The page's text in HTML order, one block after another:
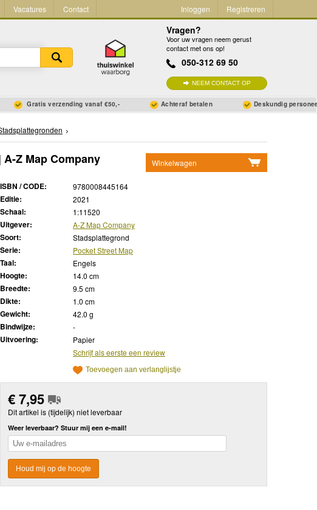
Vacatures Contact Inloggen Registreren
Vragen?
Voor uw vragen neem gerust
contact met ons op!
050-312 69 50
NEEM CONTACT OP
Gratis verzending vanaf €50,- Achteraf betalen Deskundig
Winkelwagen
Z Map Company
ISBN / CODE: 9780008445164
Editie: 2021
Schaal: 1:11520
Uitgever: A-Z Map Company
Soort: Stadsplattegrond
Serie: Pocket Street Map
Taal: Engels
Hoogte: 14.0 cm
Breedte: 9.5 cm
Dikte: 1.0 cm
Gewicht: 42.0 g
Bindwijze: -
Uitvoering:
Papier
Schrijf als eerste een review
Toevoegen aan verlanglijstje
€7,95
Dit artikel is (tijdelijk) niet leverbaar
Weer leverbaar? Stuur mij een e-mail!
Houd mij op de hoogte